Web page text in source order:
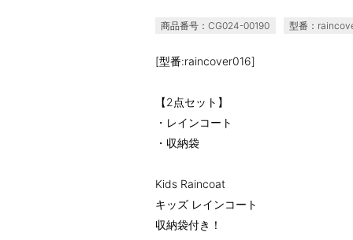
商品番号：CG024-00190 型番：
[型番:raincover016]
【2点セット】
・レインコート
・収納袋
Kids Raincoat
キッズ レインコート
収納袋付き！